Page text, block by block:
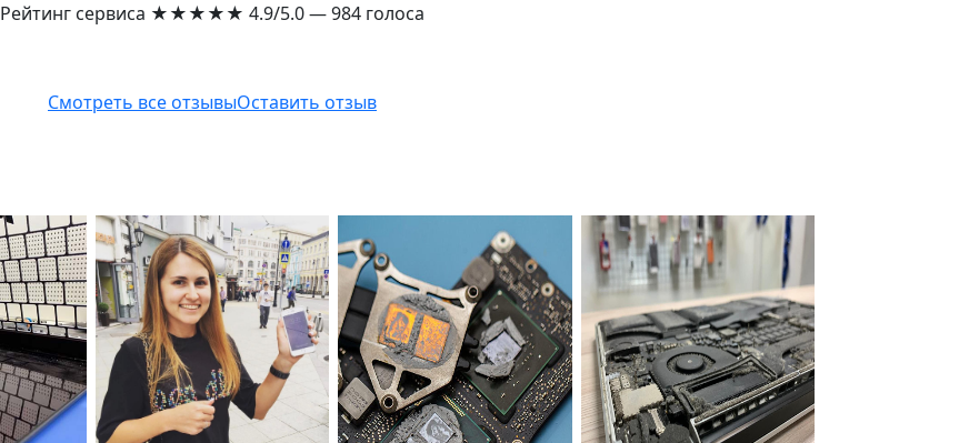
Рейтинг сервиса ★★★★★ 4.9/5.0 — 984 голоса
Смотреть все отзывыОставить отзыв